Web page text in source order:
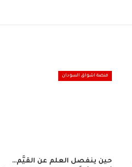
منصة اشواق السودان
حين ينفصل العلم عن القيَّم…